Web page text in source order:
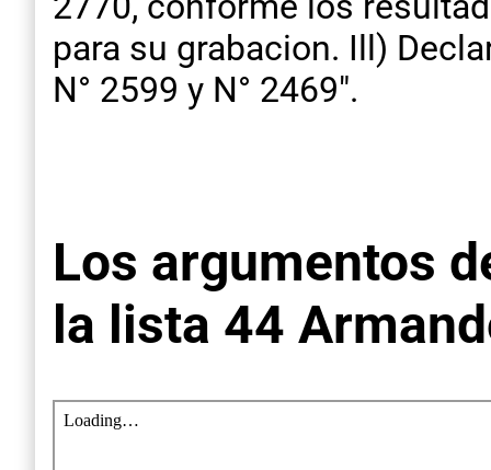
para su grabacion. Ill)
N° 2599 y N° 2469″.
Los argumentos
la lista 44